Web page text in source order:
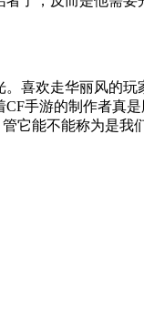
喜欢走华丽风的
手游的制作者真
，管它能不能称为